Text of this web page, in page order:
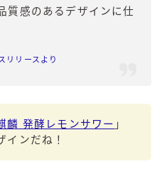
質感のあるデザインに仕
リリースより
麟 発酵レモンサワー 」
インだね！